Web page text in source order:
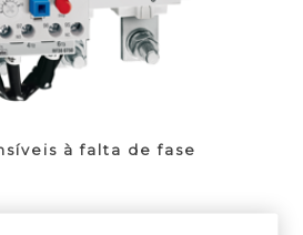
à falta de fase